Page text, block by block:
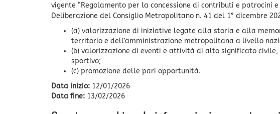
vigente “Regolamento per la concessione di contributi e patrocini
Deliberazione del Consiglio Metropolitano n. 41 del 1° dicembre
(a) valorizzazione di iniziative legate alla storia e alla
territorio e dell’amministrazione metropolitana a livello
(b) valorizzazione di eventi e attività di alto significato
sportivo;
(c) promozione delle pari opportunità.
Data inizio: 12/01/2026
Data fine: 13/02/2026